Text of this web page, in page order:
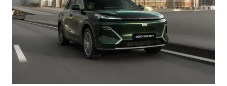
OKAVANGO
от 3 429 990 ₽*
MONJARO
от 4 349 990 ₽*
Аксессуары
Зарядные устройства
ФИНАНСЫ И УСЛУГИ
Советы по эксплуатации
Спецпредложения
ПОДДЕРЖКА